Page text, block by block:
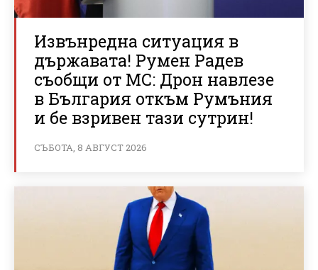
Извънредна ситуация в
държавата! Румен Радев
съобщи от МС: Дрон навлезе
в България откъм Румъния
и бе взривен тази сутрин!
СЪБОТА, 8 АВГУСТ 2026